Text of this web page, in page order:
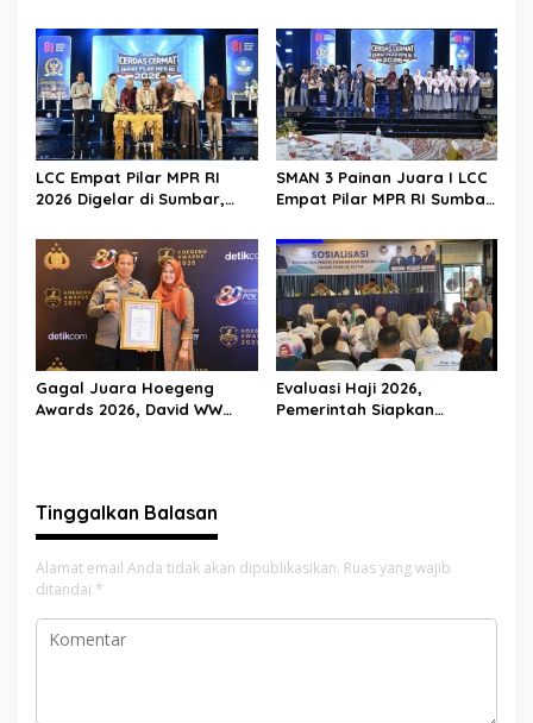
LCC Empat Pilar di Jakarta
Jemput Anggaran
LCC Empat Pilar MPR RI
2026 Digelar di Sumbar,
Pentingnya Karakter
Generasi Muda
SMAN 3 Painan Juara I LCC
Empat Pilar MPR RI Sumbar,
Nasional Jakarta
Gagal Juara Hoegeng
Awards 2026, David WW
Evaluasi Haji 2026,
Pemerintah Siapkan
Tinggalkan Balasan
Alamat email Anda tidak akan dipublikasikan. Ruas yang wajib
ditandai *